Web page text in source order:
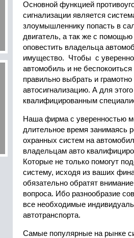
Основной функцией
сигнализации является
злоумышленнику попасть в
двигатель, а так же с помощью
оповестить владельца
имущество. Чтобы с
автомобиль и не
правильно выбрать и грамотно
автосигнализацию. А для
квалифицированным
Наша фирма с уверенностью
длительное время занимаясь
охранных систем на
владельцам авто
Которые не только помогут
систему, исходя из ваших
обязательно обратят
вопроса. Ибо разнообразие
все необходимые
автотранспорта.
Самые популярные на рынке